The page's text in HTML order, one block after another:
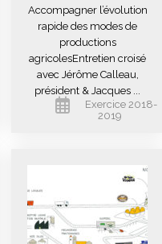
Accompagner l’évolution
rapide des modes de
productions
agricolesEntretien croisé
avec Jérôme Calleau,
président & Jacques ...
Exercice 2018-
2019